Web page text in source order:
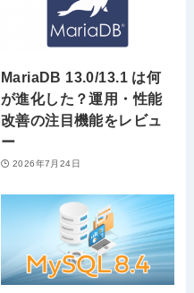
MariaDB 13.0/13.1 は何
が進化した？運用・性能
改善の注目機能をレビュ
ー
2026年7月24日